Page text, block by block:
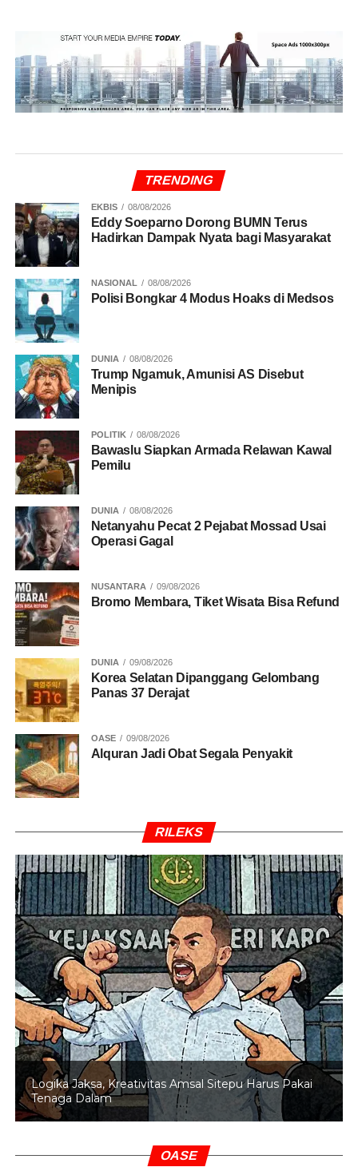
TRENDING
EKBIS 08/08/2026
Eddy Soeparno Dorong BUMN Terus
Hadirkan Dampak Nyata bagi Masyarakat
NASIONAL 08/08/2026
Polisi Bongkar 4 Modus Hoaks di Medsos
DUNIA 08/08/2026
Trump Ngamuk, Amunisi AS Disebut
Menipis
POLITIK 08/08/2026
Bawaslu Siapkan Armada Relawan Kawal
Pemilu
DUNIA 08/08/2026
Netanyahu Pecat 2 Pejabat Mossad Usai
Operasi Gagal
NUSANTARA 09/08/2026
Bromo Membara, Tiket Wisata Bisa Refund
DUNIA 09/08/2026
Korea Selatan Dipanggang Gelombang
Panas 37 Derajat
OASE 09/08/2026
Alquran Jadi Obat Segala Penyakit
RILEKS
Logika Jaksa, Kreativitas Amsal Sitepu Harus Pakai
Tenaga Dalam
OASE